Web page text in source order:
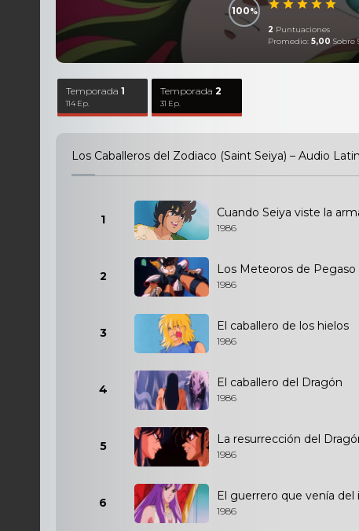
100
2 Puntuaciones
Promedio: 5,00 Sobre
Temporada1
114 Ep.
Temporada2
31 Ep.
Los Caballeros del Zodiaco (Saint Seiya) – Audio
1 Cuando Seiya viste la
1986
2 Los Meteoros de Pegaso
1986
3 El caballero de los hielos
1986
4 El caballero del Dragón
1986
5 La resurrección del
1986
6 El guerrero que venía del
1986